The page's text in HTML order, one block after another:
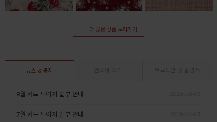
더 많은 상품 보러가기
뉴스 & 공지
8월 카드 무이자 할부 안내
7월 카드 무이자 할부 안내